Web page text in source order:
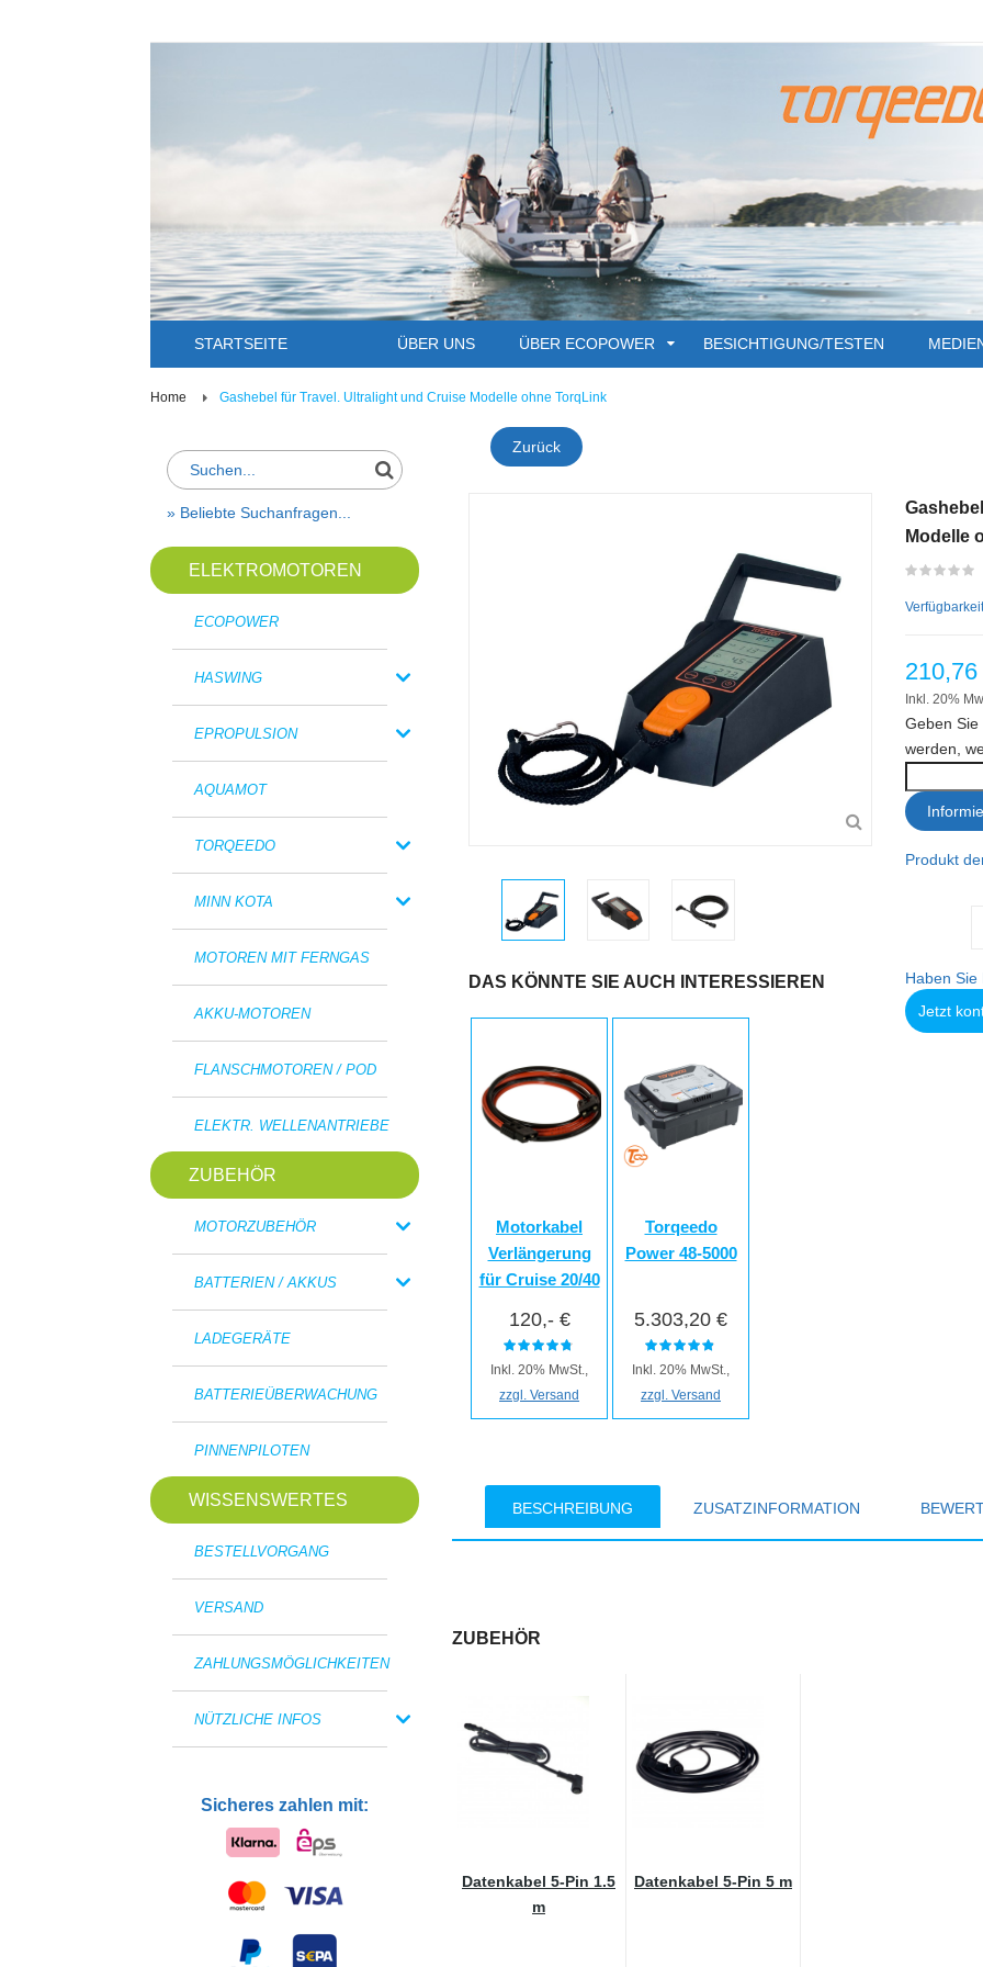
STARTSEITE ÜBER UNS ÜBER ECOPOWER BESICHTIGUNG/TESTEN
Home Gashebel für Travel. Ultralight und Cruise Modelle ohne TorqLink
Suche
» Beliebte Suchanfragen...
ELEKTROMOTOREN
ECOPOWER
HASWING
EPROPULSION
AQUAMOT
TORQEEDO
MINN KOTA
MOTOREN MIT FERNGAS
AKKU-MOTOREN
FLANSCHMOTOREN / POD
ELEKTR. WELLENANTRIEBE
ZUBEHÖR
MOTORZUBEHÖR
BATTERIEN / AKKUS
LADEGERÄTE
BATTERIEÜBERWACHUNG
PINNENPILOTEN
WISSENSWERTES
BESTELLVORGANG
VERSAND
ZAHLUNGSMÖGLICHKEITEN
NÜTZLICHE INFOS
Sicheres zahlen mit:
Zurück
DAS KÖNNTE SIE AUCH INTERESSIEREN
Motorkabel
Verlängerung
für Cruise 20/40
120,- €
Inkl. 20% MwSt.,
zzgl. Versand
Torqeedo
Power 48-5000
5.303,20 €
Inkl. 20% MwSt.,
zzgl. Versand
Modelle
210,76
Inkl. 20%
Geben Sie
werden,
Produkt
Haben
Jetzt
BESCHREIBUNG ZUSATZINFORMATION
ZUBEHÖR
Datenkabel 5-Pin 1.5
m
Datenkabel 5-Pin 5 m